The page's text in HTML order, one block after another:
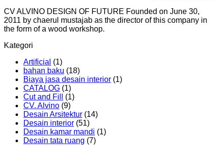
CV ALVINO DESIGN OF FUTURE Founded on June 30,
2011 by chaerul mustajab as the director of this company in
the form of a wood workshop.
Kategori
Artificial (1)
bahan baku (18)
Biaya jasa desain interior (1)
CATALOG (1)
Cut and Fill
(1)
CV. Alvino (9)
Desain Arsitektur (14)
Desain interior (51)
Desain kamar mandi (1)
Desain tata ruang (7)